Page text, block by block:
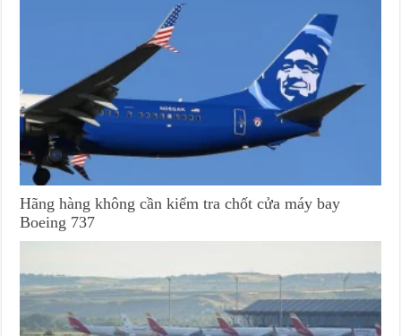
Hãng hàng không cần kiểm tra chốt cửa máy bay
Boeing 737